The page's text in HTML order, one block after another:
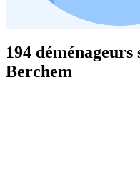
194
Berchem